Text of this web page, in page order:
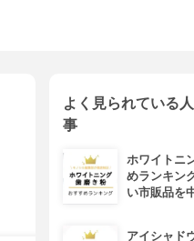
よく見られている
事
ホワイトニ
めランキン
い市販品を
アイシャド